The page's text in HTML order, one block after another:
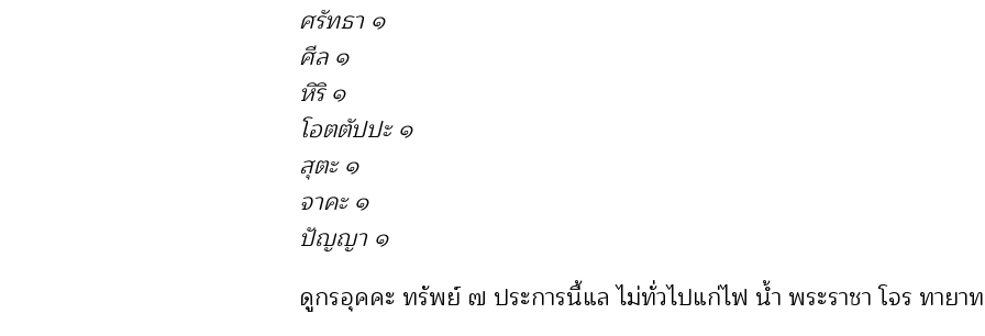
ศรัทธา ๑
ศีล ๑
หิริ ๑
โอตตัปปะ ๑
สุตะ ๑
จาคะ ๑
ปัญญา ๑
ดูกรอุคคะ ทรัพย์ ๗ ประการนี้แล ไม่ทั่วไปแก่ไฟ น้ำ พระราชา โจร ทายา